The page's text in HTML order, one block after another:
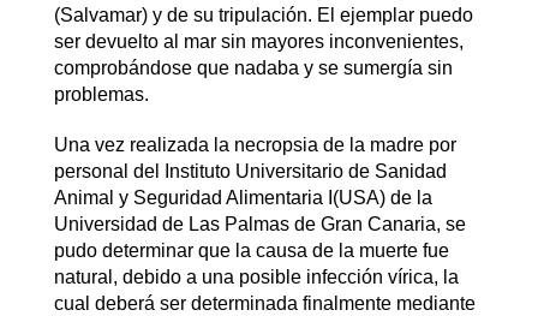
(Salvamar) y de su tripulación. El ejemplar puedo
ser devuelto al mar sin mayores inconvenientes,
comprobándose que nadaba y se sumergía sin
problemas.
Una vez realizada la necropsia de la madre por
personal del Instituto Universitario de Sanidad
Animal y Seguridad Alimentaria I(USA) de la
Universidad de Las Palmas de Gran Canaria, se
pudo determinar que la causa de la muerte fue
natural, debido a una posible infección vírica, la
cual deberá ser determinada finalmente mediante